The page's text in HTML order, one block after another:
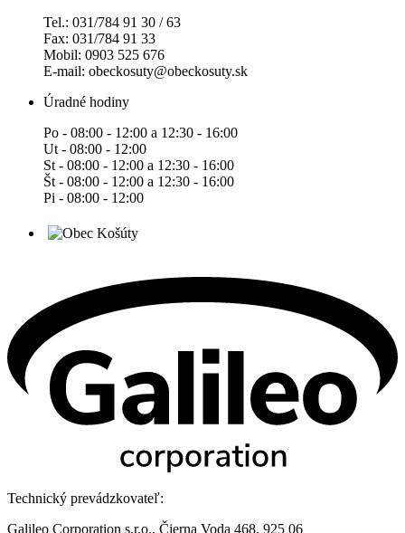
Tel.: 031/784 91 30 / 63
Fax: 031/784 91 33
Mobil: 0903 525 676
E-mail: obeckosuty@obeckosuty.sk
Úradné hodiny
Po - 08:00 - 12:00 a 12:30 - 16:00
Ut - 08:00 - 12:00
St - 08:00 - 12:00 a 12:30 - 16:00
Št - 08:00 - 12:00 a 12:30 - 16:00
Pi - 08:00 - 12:00
Technický prevádzkovateľ:
Galileo Corporation s.r.o., Čierna Voda 468, 925 06